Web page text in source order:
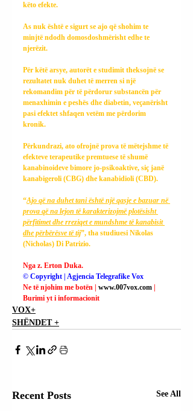
këto efekte.
As nuk është e sigurt se ajo që shohim te
minjtë ndodh domosdoshmërisht edhe te
njerëzit.
Për këtë arsye, autorët e studimit theksojnë se
rezultatet nuk duhet të merren si një
rekomandim për të përdorur substancën për
menaxhimin e peshës dhe diabetin, veçanërisht
pasi efektet shfaqen vetëm me përdorim
kronik.
Përkundrazi, ato ofrojnë prova të mëtejshme të
efekteve terapeutike premtuese të shumë
kanabinoideve bimore jo-psikoaktive, siç janë
kanabigeroli (CBG) dhe kanabidioli (CBD).
“Ajo që na duhet tani është një qasje e bazuar në
prova që na lejon të karakterizojmë plotësisht
përfitimet dhe rreziqet e mundshme të kanabisit
dhe përbërësve të tij”, tha studiuesi Nikolas
(Nicholas) Di Patrizio.
Nga z. Erton Duka.
© Copyright | Agjencia Telegrafike Vox
Ne të njohim me botën | www.007vox.com
Burimi yt i informacionit
VOX+
SHËNDET +
Recent Posts See All